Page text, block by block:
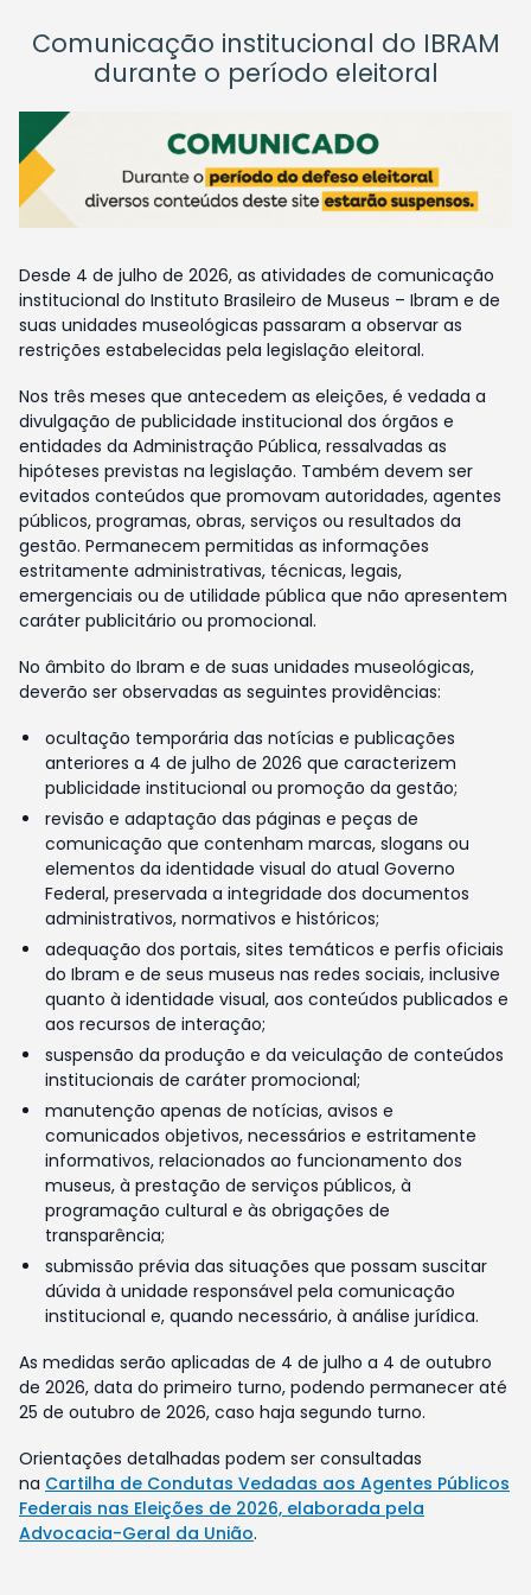
Comunicação institucional do IBRAM
durante o período eleitoral
Desde 4 de julho de 2026, as atividades de comunicação
institucional do Instituto Brasileiro de Museus – Ibram e de
suas unidades museológicas passaram a observar as
restrições estabelecidas pela legislação eleitoral.
Nos três meses que antecedem as eleições, é vedada a
divulgação de publicidade institucional dos órgãos e
entidades da Administração Pública, ressalvadas as
hipóteses previstas na legislação. Também devem ser
evitados conteúdos que promovam autoridades, agentes
públicos, programas, obras, serviços ou resultados da
gestão. Permanecem permitidas as informações
estritamente administrativas, técnicas, legais,
emergenciais ou de utilidade pública que não apresentem
caráter publicitário ou promocional.
No âmbito do Ibram e de suas unidades museológicas,
deverão ser observadas as seguintes providências:
ocultação temporária das notícias e publicações
anteriores a 4 de julho de 2026 que caracterizem
publicidade institucional ou promoção da gestão;
revisão e adaptação das páginas e peças de
comunicação que contenham marcas, slogans ou
elementos da identidade visual do atual Governo
Federal, preservada a integridade dos documentos
administrativos, normativos e históricos;
adequação dos portais, sites temáticos e perfis oficiais
do Ibram e de seus museus nas redes sociais, inclusive
quanto à identidade visual, aos conteúdos publicados e
aos recursos de interação;
suspensão da produção e da veiculação de conteúdos
institucionais de caráter promocional;
manutenção apenas de notícias, avisos e
comunicados objetivos, necessários e estritamente
informativos, relacionados ao funcionamento dos
museus, à prestação de serviços públicos, à
programação cultural e às obrigações de
transparência;
submissão prévia das situações que possam suscitar
dúvida à unidade responsável pela comunicação
institucional e, quando necessário, à análise jurídica.
As medidas serão aplicadas de 4 de julho a 4 de outubro
de 2026, data do primeiro turno, podendo permanecer até
25 de outubro de 2026, caso haja segundo turno.
Orientações detalhadas podem ser consultadas
na Cartilha de Condutas Vedadas aos Agentes Públicos
Federais nas Eleições de 2026, elaborada pela
Advocacia-Geral da União.